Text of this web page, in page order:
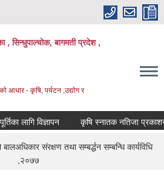
, सिन्धुपाल्चोक, बागमती प्रदेश ,
आधार - कृषि, पर्यटन ,उद्योग र
लागि विज्ञापन कृषि स्नातक नतिजा प्रकाशन
संरक्षण तथा सम्बर्द्धन सम्बन्धि कार्यविधि
,२०७७